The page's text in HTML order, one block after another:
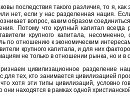
последствия такого различия, то я,
нет, если у нас разделенная нация.
вопрос, каким образом
Потому что крупный капитал всегда
крупного капитала,
по отношению к экономическим
крупного капитала, и для них
не только в отношении рынка, но и в
цивилизационное разделение
тех, кто занимается цивилизацией
хотя эти типы цивилизаций, условно
они находятся в рамках одной